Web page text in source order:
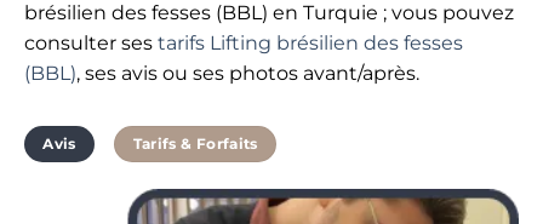
brésilien des fesses (BBL) en Turquie ; vous pouvez
consulter ses tarifs Lifting brésilien des fesses
(BBL), ses avis ou ses photos avant/après.
Avis Tarifs & Forfaits